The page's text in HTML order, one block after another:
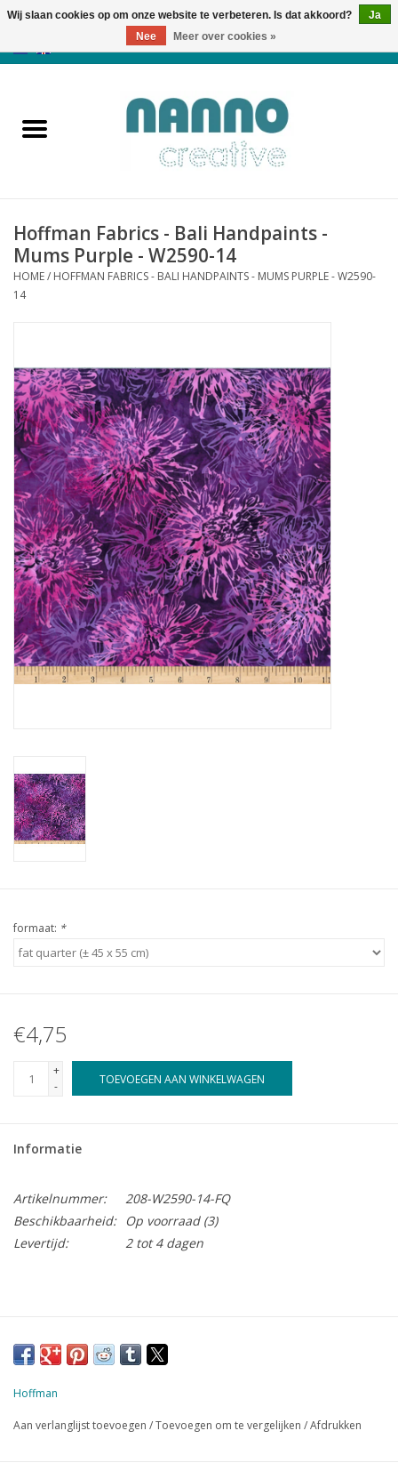
Producten
Nieuws
Herfst & Halloween
Laatste Kans
Cadeaubonnen
Nanno Blog
Merken
Beloningen
Hoffman Fabrics - Bali Handpaints -
Mums Purple - W2590-14
HOME/ HOFFMAN FABRICS - BALI HANDPAINTS - MUMS PURPLE - W2590-
14
formaat: *
€4,75
+
-
TOEVOEGEN AAN WINKELWAGEN
Informatie
Artikelnummer:
208-W2590-14-FQ
Beschikbaarheid:
Op voorraad(3)
Levertijd:
2 tot 4 dagen
Hoffman
Aan verlanglijst toevoegen /Toevoegen om te vergelijken /Afdrukken
Wij slaan cookies op om onze website te verbeteren. Is dat akkoord?
Ja
Nee
Meer over cookies »